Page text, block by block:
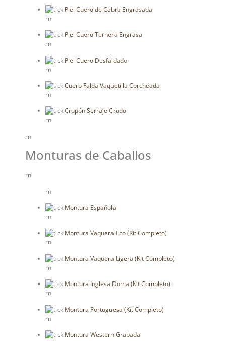
Piel Cuero de Cabra Engrasada
rn
Piel Cuero Ternera Engrasa
rn
Piel Cuero Desfaldado
rn
Cuero Falda Vaquetilla Corcheada
rn
Crupón Serraje Crudo
rn
rn
Monturas de Caballos
rn
rn
Montura Española
rn
Montura Vaquera Eco (Kit Completo)
rn
Montura Vaquera Ligera (Kit Completo)
rn
Montura Inglesa Doma (Kit Completo)
rn
Montura Portuguesa (Kit Completo)
rn
Montura Western Grabada